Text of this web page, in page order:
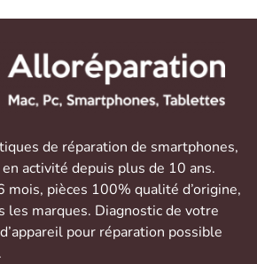
de réparation de smartphones,
en activité depuis plus de 10 ans.
mois, pièces 100% qualité d’origine,
les marques. Diagnostic de votre
pour réparation possible